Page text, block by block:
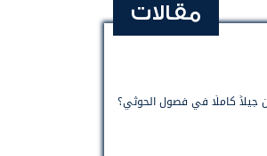
مقالات
جيلاً كاملًا في فصول الحوثي؟